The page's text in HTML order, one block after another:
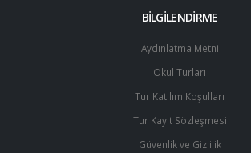
BİLGİLENDİRME
Aydınlatma Metni
Okul Turları
Tur Katılım Koşulları
Tur Kayıt Sözleşmesi
Güvenlik ve Gizlilik